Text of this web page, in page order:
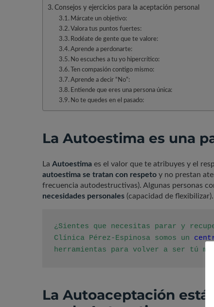
Consejos y ejercicios para la aceptación personal
Márcate un objetivo:
Valora tus puntos fuertes:
Rodéate de gente que te valore:
Aprende a perdonarte:
No escuches a tu yo hipercrítico:
Ten compasión contigo mismo:
Aprende a decir “No”:
Entiende que eres una persona única:
No te quedes en el pasado:
La Autoestima es una
La Autoestima es el valor que te atribuyes y el
autoestima se tratan con respeto y no prestan
frecuencia autodestructivas). Algunas personas
necesidades personales (capacidad de flexibilizar).
¿Sientes que necesitas parar y
Clínica Pérez-Espinosa somos un
herramientas para volver a ser tú
La Autoaceptación